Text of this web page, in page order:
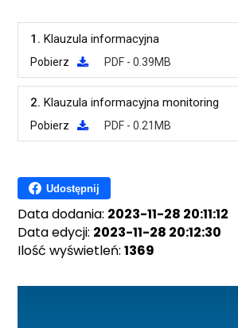
1.Klauzula informacyjna
Pobierz PDF - 0.39MB
2.Klauzula informacyjna monitoring
Pobierz PDF - 0.21MB
Udostępnij
Data dodania: 2023-11-28 20:11:12
Data edycji: 2023-11-28 20:12:30
Ilość wyświetleń:1369